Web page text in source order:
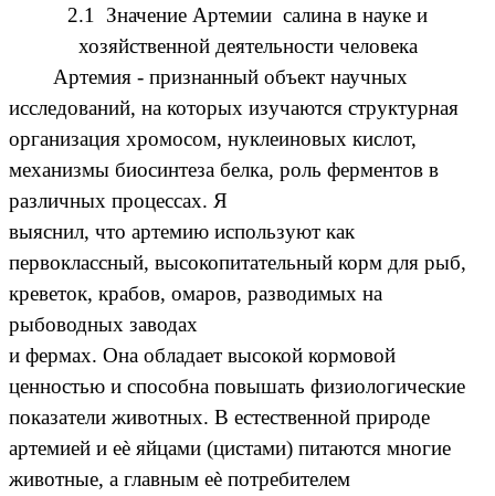
2.1
Значение Артемии салина в науке и
хозяйственной деятельности человека
Артемия - признанный объект научных
исследований, на которых изучаются структурная
организация хромосом, нуклеиновых кислот,
механизмы биосинтеза белка, роль ферментов в
различных процессах. Я
выяснил, что артемию используют как
первоклассный, высокопитательный корм для рыб,
креветок, крабов, омаров, разводимых на
рыбоводных заводах
и фермах. Она обладает высокой кормовой
ценностью и способна повышать физиологические
показатели животных. В естественной природе
артемией и еѐ яйцами (цистами) питаются многие
животные, а главным еѐ потребителем